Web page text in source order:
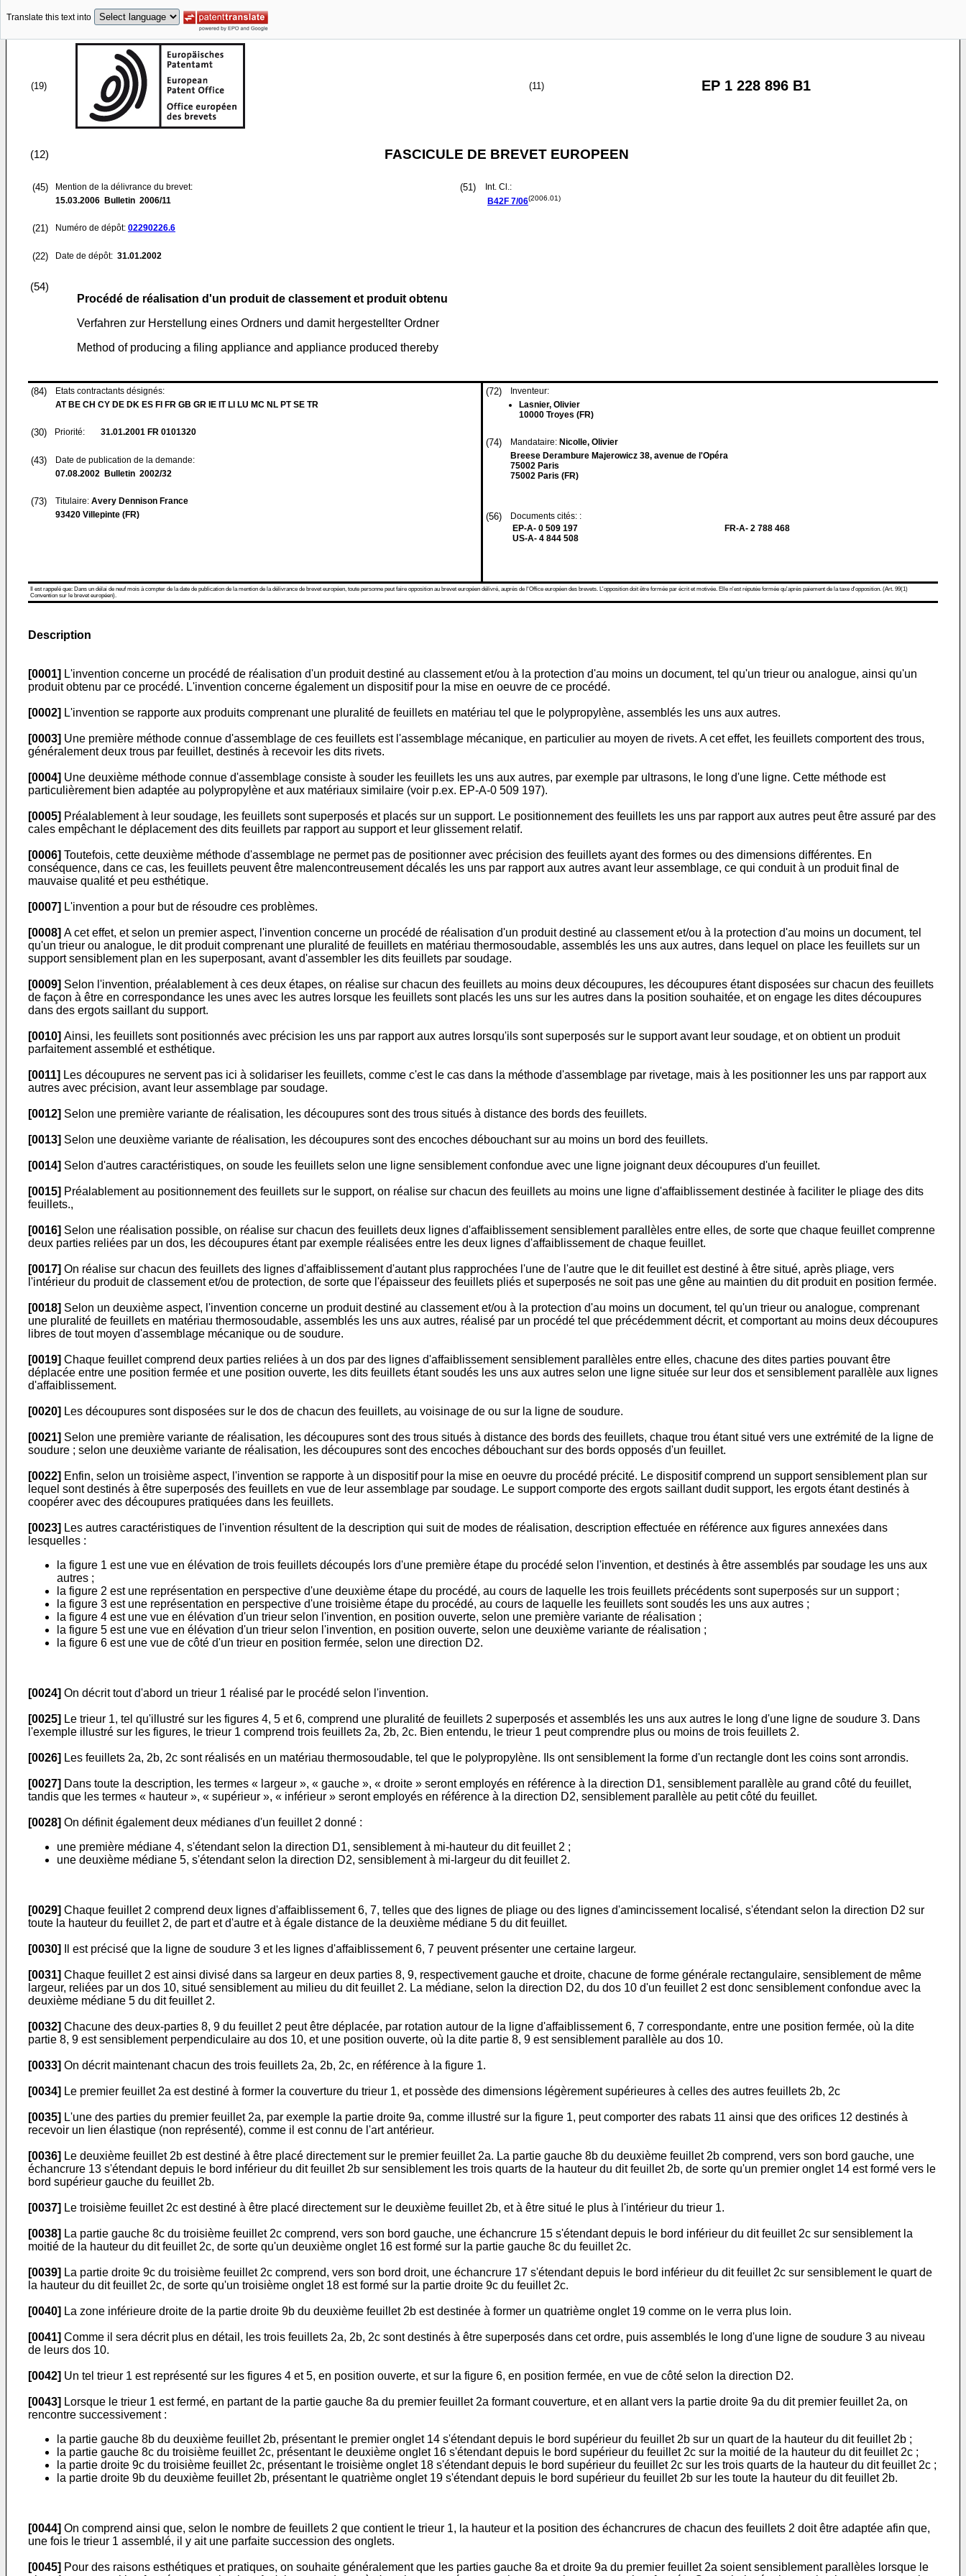
Translate this text into
(19) (11) EP 1 228 896 B1
(12) FASCICULE DE BREVET EUROPEEN
(45)
Mention de la délivrance du brevet:
15.03.2006 Bulletin 2006/11
(21) Numéro de dépôt: 02290226.6
(22) Date de dépôt: 31.01.2002
(51)
Int. Cl.:
B42F 7/06(2006.01)
(54)
Procédé de réalisation d'un produit de classement et produit obtenu
Verfahren zur Herstellung eines Ordners und damit hergestellter Ordner
Method of producing a filing appliance and appliance produced thereby
(84)
Etats contractants désignés:
AT BE CH CY DE DK ES FI FR GB GR IE IT LI LU MC NL PT SE TR
(30) Priorité: 31.01.2001 FR 0101320
(43)
Date de publication de la demande:
07.08.2002 Bulletin 2002/32
(73) Titulaire: Avery Dennison France
93420 Villepinte (FR)
(72)
Inventeur:
Lasnier, Olivier
10000 Troyes (FR)
(74) Mandataire: Nicolle, Olivier
Breese Derambure Majerowicz 38, avenue de l'Opéra
75002 Paris
75002 Paris (FR)
(56)
Documents cités: :
EP-A- 0 509 197
US-A- 4 844 508
FR-A- 2 788 468
Il est rappelé que: Dans un délai de neuf mois à compter de la date de publication de la mention de la délivrance de brevet européen, toute personne peut faire opposition au brevet européen délivré, auprès de l'Office européen des brevets. L'opposition doit être formée par écrit et motivée. Elle n'est réputée formée qu'après paiement de la taxe d'opposition. (Art. 99(1)
Convention sur le brevet européen).
Description
[0001] L'invention concerne un procédé de réalisation d'un produit destiné au classement et/ou à la protection d'au moins un document, tel qu'un trieur ou analogue, ainsi qu'un
produit obtenu par ce procédé. L'invention concerne également un dispositif pour la mise en oeuvre de ce procédé.
[0002] L'invention se rapporte aux produits comprenant une pluralité de feuillets en matériau tel que le polypropylène, assemblés les uns aux autres.
[0003] Une première méthode connue d'assemblage de ces feuillets est l'assemblage mécanique, en particulier au moyen de rivets. A cet effet, les feuillets comportent des trous,
généralement deux trous par feuillet, destinés à recevoir les dits rivets.
[0004] Une deuxième méthode connue d'assemblage consiste à souder les feuillets les uns aux autres, par exemple par ultrasons, le long d'une ligne. Cette méthode est
particulièrement bien adaptée au polypropylène et aux matériaux similaire (voir p.ex. EP-A-0 509 197).
[0005] Préalablement à leur soudage, les feuillets sont superposés et placés sur un support. Le positionnement des feuillets les uns par rapport aux autres peut être assuré par des
cales empêchant le déplacement des dits feuillets par rapport au support et leur glissement relatif.
[0006] Toutefois, cette deuxième méthode d'assemblage ne permet pas de positionner avec précision des feuillets ayant des formes ou des dimensions différentes. En
conséquence, dans ce cas, les feuillets peuvent être malencontreusement décalés les uns par rapport aux autres avant leur assemblage, ce qui conduit à un produit final de
mauvaise qualité et peu esthétique.
[0007] L'invention a pour but de résoudre ces problèmes.
[0008] A cet effet, et selon un premier aspect, l'invention concerne un procédé de réalisation d'un produit destiné au classement et/ou à la protection d'au moins un document, tel
qu'un trieur ou analogue, le dit produit comprenant une pluralité de feuillets en matériau thermosoudable, assemblés les uns aux autres, dans lequel on place les feuillets sur un
support sensiblement plan en les superposant, avant d'assembler les dits feuillets par soudage.
[0009] Selon l'invention, préalablement à ces deux étapes, on réalise sur chacun des feuillets au moins deux découpures, les découpures étant disposées sur chacun des feuillets
de façon à être en correspondance les unes avec les autres lorsque les feuillets sont placés les uns sur les autres dans la position souhaitée, et on engage les dites découpures
dans des ergots saillant du support.
[0010] Ainsi, les feuillets sont positionnés avec précision les uns par rapport aux autres lorsqu'ils sont superposés sur le support avant leur soudage, et on obtient un produit
parfaitement assemblé et esthétique.
[0011] Les découpures ne servent pas ici à solidariser les feuillets, comme c'est le cas dans la méthode d'assemblage par rivetage, mais à les positionner les uns par rapport aux
autres avec précision, avant leur assemblage par soudage.
[0012] Selon une première variante de réalisation, les découpures sont des trous situés à distance des bords des feuillets.
[0013] Selon une deuxième variante de réalisation, les découpures sont des encoches débouchant sur au moins un bord des feuillets.
[0014] Selon d'autres caractéristiques, on soude les feuillets selon une ligne sensiblement confondue avec une ligne joignant deux découpures d'un feuillet.
[0015] Préalablement au positionnement des feuillets sur le support, on réalise sur chacun des feuillets au moins une ligne d'affaiblissement destinée à faciliter le pliage des dits
feuillets.,
[0016] Selon une réalisation possible, on réalise sur chacun des feuillets deux lignes d'affaiblissement sensiblement parallèles entre elles, de sorte que chaque feuillet comprenne
deux parties reliées par un dos, les découpures étant par exemple réalisées entre les deux lignes d'affaiblissement de chaque feuillet.
[0017] On réalise sur chacun des feuillets des lignes d'affaiblissement d'autant plus rapprochées l'une de l'autre que le dit feuillet est destiné à être situé, après pliage, vers
l'intérieur du produit de classement et/ou de protection, de sorte que l'épaisseur des feuillets pliés et superposés ne soit pas une gêne au maintien du dit produit en position fermée.
[0018] Selon un deuxième aspect, l'invention concerne un produit destiné au classement et/ou à la protection d'au moins un document, tel qu'un trieur ou analogue, comprenant
une pluralité de feuillets en matériau thermosoudable, assemblés les uns aux autres, réalisé par un procédé tel que précédemment décrit, et comportant au moins deux découpures
libres de tout moyen d'assemblage mécanique ou de soudure.
[0019] Chaque feuillet comprend deux parties reliées à un dos par des lignes d'affaiblissement sensiblement parallèles entre elles, chacune des dites parties pouvant être
déplacée entre une position fermée et une position ouverte, les dits feuillets étant soudés les uns aux autres selon une ligne située sur leur dos et sensiblement parallèle aux lignes
d'affaiblissement.
[0020] Les découpures sont disposées sur le dos de chacun des feuillets, au voisinage de ou sur la ligne de soudure.
[0021] Selon une première variante de réalisation, les découpures sont des trous situés à distance des bords des feuillets, chaque trou étant situé vers une extrémité de la ligne de
soudure ; selon une deuxième variante de réalisation, les découpures sont des encoches débouchant sur des bords opposés d'un feuillet.
[0022] Enfin, selon un troisième aspect, l'invention se rapporte à un dispositif pour la mise en oeuvre du procédé précité. Le dispositif comprend un support sensiblement plan sur
lequel sont destinés à être superposés des feuillets en vue de leur assemblage par soudage. Le support comporte des ergots saillant dudit support, les ergots étant destinés à
coopérer avec des découpures pratiquées dans les feuillets.
[0023] Les autres caractéristiques de l'invention résultent de la description qui suit de modes de réalisation, description effectuée en référence aux figures annexées dans
lesquelles :
la figure 1 est une vue en élévation de trois feuillets découpés lors d'une première étape du procédé selon l'invention, et destinés à être assemblés par soudage les uns aux
autres ;
la figure 2 est une représentation en perspective d'une deuxième étape du procédé, au cours de laquelle les trois feuillets précédents sont superposés sur un support ;
la figure 3 est une représentation en perspective d'une troisième étape du procédé, au cours de laquelle les feuillets sont soudés les uns aux autres ;
la figure 4 est une vue en élévation d'un trieur selon l'invention, en position ouverte, selon une première variante de réalisation ;
la figure 5 est une vue en élévation d'un trieur selon l'invention, en position ouverte, selon une deuxième variante de réalisation ;
la figure 6 est une vue de côté d'un trieur en position fermée, selon une direction D2.
[0024] On décrit tout d'abord un trieur 1 réalisé par le procédé selon l'invention.
[0025] Le trieur 1, tel qu'illustré sur les figures 4, 5 et 6, comprend une pluralité de feuillets 2 superposés et assemblés les uns aux autres le long d'une ligne de soudure 3. Dans
l'exemple illustré sur les figures, le trieur 1 comprend trois feuillets 2a, 2b, 2c. Bien entendu, le trieur 1 peut comprendre plus ou moins de trois feuillets 2.
[0026] Les feuillets 2a, 2b, 2c sont réalisés en un matériau thermosoudable, tel que le polypropylène. Ils ont sensiblement la forme d'un rectangle dont les coins sont arrondis.
[0027] Dans toute la description, les termes « largeur », « gauche », « droite » seront employés en référence à la direction D1, sensiblement parallèle au grand côté du feuillet,
tandis que les termes « hauteur », « supérieur », « inférieur » seront employés en référence à la direction D2, sensiblement parallèle au petit côté du feuillet.
[0028] On définit également deux médianes d'un feuillet 2 donné :
une première médiane 4, s'étendant selon la direction D1, sensiblement à mi-hauteur du dit feuillet 2 ;
une deuxième médiane 5, s'étendant selon la direction D2, sensiblement à mi-largeur du dit feuillet 2.
[0029] Chaque feuillet 2 comprend deux lignes d'affaiblissement 6, 7, telles que des lignes de pliage ou des lignes d'amincissement localisé, s'étendant selon la direction D2 sur
toute la hauteur du feuillet 2, de part et d'autre et à égale distance de la deuxième médiane 5 du dit feuillet.
[0030] Il est précisé que la ligne de soudure 3 et les lignes d'affaiblissement 6, 7 peuvent présenter une certaine largeur.
[0031] Chaque feuillet 2 est ainsi divisé dans sa largeur en deux parties 8, 9, respectivement gauche et droite, chacune de forme générale rectangulaire, sensiblement de même
largeur, reliées par un dos 10, situé sensiblement au milieu du dit feuillet 2. La médiane, selon la direction D2, du dos 10 d'un feuillet 2 est donc sensiblement confondue avec la
deuxième médiane 5 du dit feuillet 2.
[0032] Chacune des deux-parties 8, 9 du feuillet 2 peut être déplacée, par rotation autour de la ligne d'affaiblissement 6, 7 correspondante, entre une position fermée, où la dite
partie 8, 9 est sensiblement perpendiculaire au dos 10, et une position ouverte, où la dite partie 8, 9 est sensiblement parallèle au dos 10.
[0033] On décrit maintenant chacun des trois feuillets 2a, 2b, 2c, en référence à la figure 1.
[0034] Le premier feuillet 2a est destiné à former la couverture du trieur 1, et possède des dimensions légèrement supérieures à celles des autres feuillets 2b, 2c
[0035] L'une des parties du premier feuillet 2a, par exemple la partie droite 9a, comme illustré sur la figure 1, peut comporter des rabats 11 ainsi que des orifices 12 destinés à
recevoir un lien élastique (non représenté), comme il est connu de l'art antérieur.
[0036] Le deuxième feuillet 2b est destiné à être placé directement sur le premier feuillet 2a. La partie gauche 8b du deuxième feuillet 2b comprend, vers son bord gauche, une
échancrure 13 s'étendant depuis le bord inférieur du dit feuillet 2b sur sensiblement les trois quarts de la hauteur du dit feuillet 2b, de sorte qu'un premier onglet 14 est formé vers le
bord supérieur gauche du feuillet 2b.
[0037] Le troisième feuillet 2c est destiné à être placé directement sur le deuxième feuillet 2b, et à être situé le plus à l'intérieur du trieur 1.
[0038] La partie gauche 8c du troisième feuillet 2c comprend, vers son bord gauche, une échancrure 15 s'étendant depuis le bord inférieur du dit feuillet 2c sur sensiblement la
moitié de la hauteur du dit feuillet 2c, de sorte qu'un deuxième onglet 16 est formé sur la partie gauche 8c du feuillet 2c.
[0039] La partie droite 9c du troisième feuillet 2c comprend, vers son bord droit, une échancrure 17 s'étendant depuis le bord inférieur du dit feuillet 2c sur sensiblement le quart de
la hauteur du dit feuillet 2c, de sorte qu'un troisième onglet 18 est formé sur la partie droite 9c du feuillet 2c.
[0040] La zone inférieure droite de la partie droite 9b du deuxième feuillet 2b est destinée à former un quatrième onglet 19 comme on le verra plus loin.
[0041] Comme il sera décrit plus en détail, les trois feuillets 2a, 2b, 2c sont destinés à être superposés dans cet ordre, puis assemblés le long d'une ligne de soudure 3 au niveau
de leurs dos 10.
[0042] Un tel trieur 1 est représenté sur les figures 4 et 5, en position ouverte, et sur la figure 6, en position fermée, en vue de côté selon la direction D2.
[0043] Lorsque le trieur 1 est fermé, en partant de la partie gauche 8a du premier feuillet 2a formant couverture, et en allant vers la partie droite 9a du dit premier feuillet 2a, on
rencontre successivement :
la partie gauche 8b du deuxième feuillet 2b, présentant le premier onglet 14 s'étendant depuis le bord supérieur du feuillet 2b sur un quart de la hauteur du dit feuillet 2b ;
la partie gauche 8c du troisième feuillet 2c, présentant le deuxième onglet 16 s'étendant depuis le bord supérieur du feuillet 2c sur la moitié de la hauteur du dit feuillet 2c ;
la partie droite 9c du troisième feuillet 2c, présentant le troisième onglet 18 s'étendant depuis le bord supérieur du feuillet 2c sur les trois quarts de la hauteur du dit feuillet 2c ;
la partie droite 9b du deuxième feuillet 2b, présentant le quatrième onglet 19 s'étendant depuis le bord supérieur du feuillet 2b sur les toute la hauteur du dit feuillet 2b.
[0044] On comprend ainsi que, selon le nombre de feuillets 2 que contient le trieur 1, la hauteur et la position des échancrures de chacun des feuillets 2 doit être adaptée afin que,
une fois le trieur 1 assemblé, il y ait une parfaite succession des onglets.
[0045] Pour des raisons esthétiques et pratiques, on souhaite généralement que les parties gauche 8a et droite 9a du premier feuillet 2a soient sensiblement parallèles lorsque le